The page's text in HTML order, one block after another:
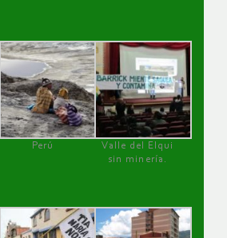
Perú
Valle del Elqui
sin minería.